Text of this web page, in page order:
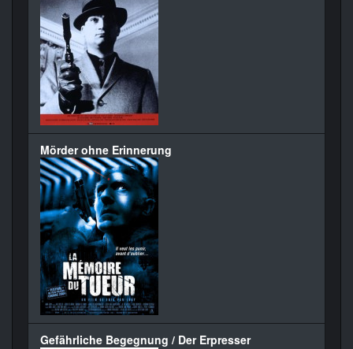
Mörder ohne Erinnerung
Gefährliche Begegnung / Der Erpresser